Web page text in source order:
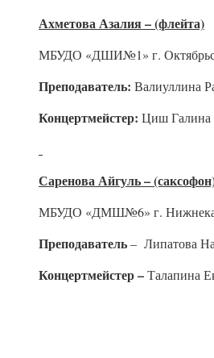
Ахметова Азалия – (флейта)
МБУДО «ДШИ№1» г.
Преподаватель: Валиуллина
Концертмейстер: Циш Галина
Саренова Айгуль –
МБУДО «ДМШ№6» г.
Преподаватель– Липатова
Концертмейстер –Талапина